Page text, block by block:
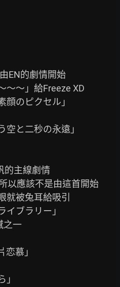
EN的劇情開始
～～」給Freeze XD
顔のピクセル」
空と二秒の永遠」
的主線劇情
以應該不是由這首開始
就被兔耳給吸引
イブラリー」
之一
慕」